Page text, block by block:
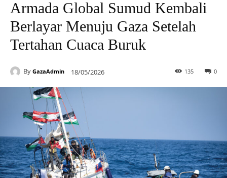
Armada Global Sumud Kembali
Berlayar Menuju Gaza Setelah
Tertahan Cuaca Buruk
By GazaAdmin 18/05/2026 0
135